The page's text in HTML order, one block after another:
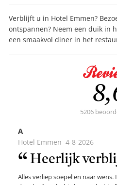
Verblijft u in Hotel Emmen?
ontspannen? Neem een duik in
een smaakvol diner in het
5206
A
Hotel Emmen 4-8-2026
Heerlijk
Alles verliep soepel en naar wens.